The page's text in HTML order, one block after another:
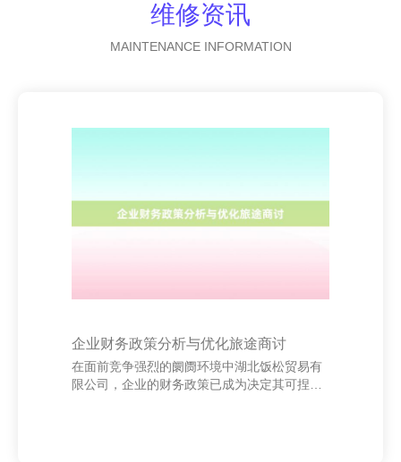
维修资讯
MAINTENANCE INFORMATION
企业财务政策分析与优化旅途商讨
在面前竞争强烈的阛阓环境中湖北饭松贸易有
限公司，企业的财务政策已成为决定其可捏续